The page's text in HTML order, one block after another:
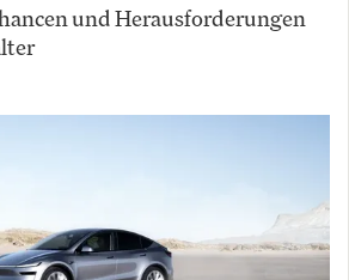
und Herausforderungen